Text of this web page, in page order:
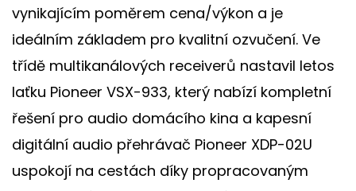
vynikajícím poměrem cena/výkon a je
ideálním základem pro kvalitní ozvučení. Ve
třídě multikanálových receiverů nastavil letos
laťku Pioneer VSX-933, který nabízí kompletní
řešení pro audio domácího kina a kapesní
digitální audio přehrávač Pioneer XDP-02U
uspokojí na cestách díky propracovaným